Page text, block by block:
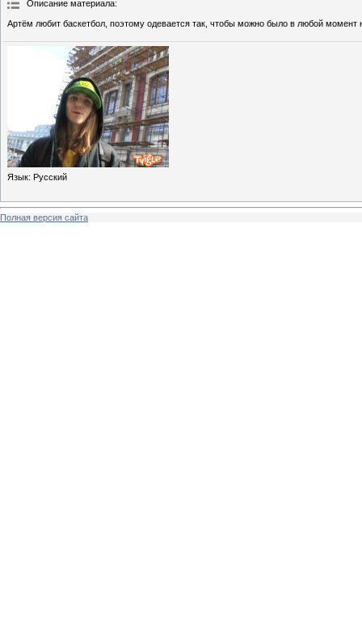
Описание материала:
Артём любит баскетбол, поэтому одевается так, чтобы можно было в любой момент
Язык: Русский
Полная версия сайта